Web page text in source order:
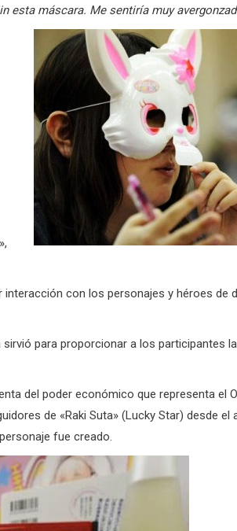
esta máscara. Me sentiría muy
con los personajes y héroes de
para proporcionar a los participantes la
del poder económico que representa el
de «Raki Suta» (Lucky Star) desde el
fue creado.